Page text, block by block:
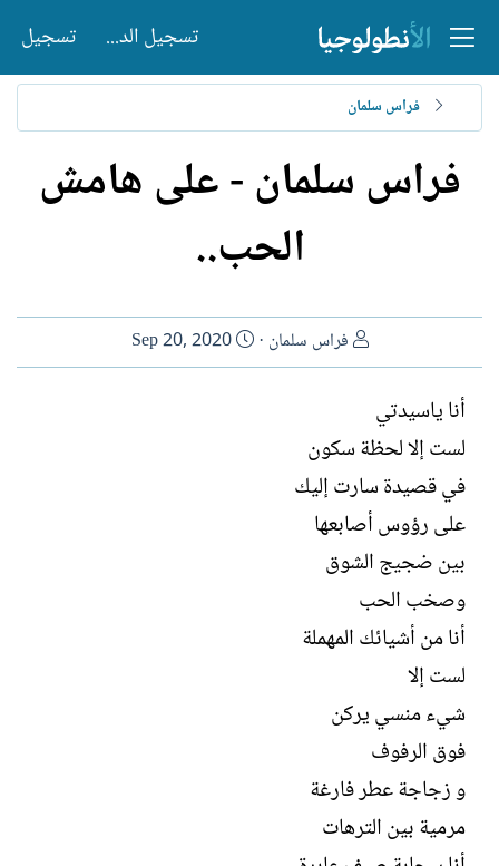
تسجيل الدخول تسجيل
فراس سلمان
فراس سلمان - على هامش
الحب..
ا
ل
ت
ب
فراس سلمان
ت
ا
Sep 20, 2020
أنا ياسيدتي
لست إلا لحظة سكون
في قصيدة سارت إليك
على رؤوس أصابعها
بين ضجيج الشوق
وصخب الحب
أنا من أشيائك المهملة
لست إلا
شيء منسي يركن
فوق الرفوف
و زجاجة عطر فارغة
مرمية بين الترهات